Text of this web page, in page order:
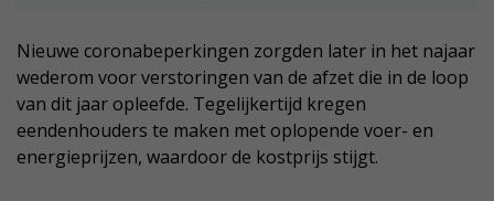
Nieuwe coronabeperkingen zorgden later in het najaar
wederom voor verstoringen van de afzet die in de loop
van dit jaar opleefde. Tegelijkertijd kregen
eendenhouders te maken met oplopende voer- en
energieprijzen, waardoor de kostprijs stijgt.